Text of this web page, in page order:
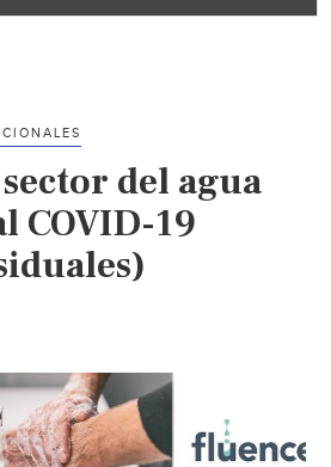
del agua
COVID-19